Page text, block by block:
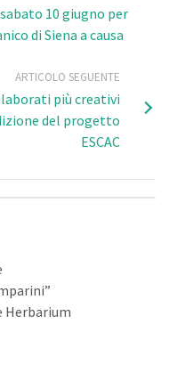
10 giugno per
di Siena a causa
ARTICOLO SEGUENTE
più creativi
del progetto
ESCAC
Herbarium